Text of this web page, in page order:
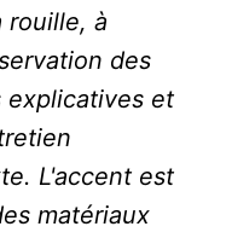
rouille, à
des
explicatives et
L'accent est
matériaux